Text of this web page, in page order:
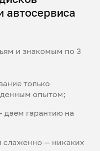
автосервиса
и знакомым по 3
только
опытом;
даем гарантию на
— никаких